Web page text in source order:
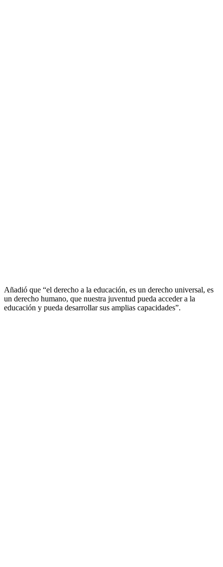
Añadió que “el derecho a la educación, es un derecho universal, es
un derecho humano, que nuestra juventud pueda acceder a la
educación y pueda desarrollar sus amplias capacidades”.